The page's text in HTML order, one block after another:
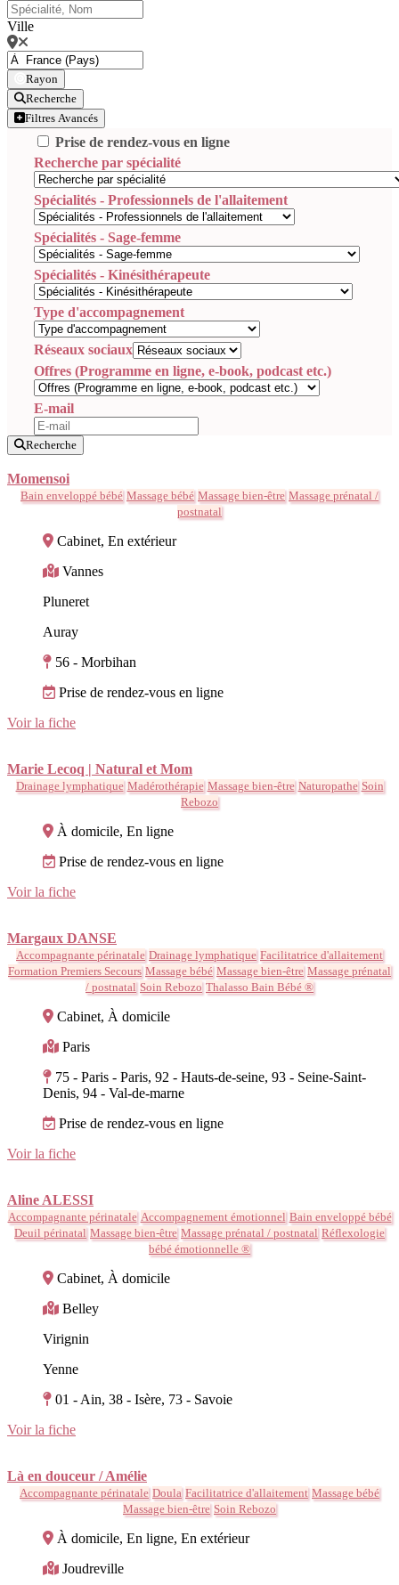
Ville
Rayon
Recherche
Filtres Avancés
Prise de rendez-vous en ligne
Recherche par spécialité
Spécialités - Professionnels de l'allaitement
Spécialités - Sage-femme
Spécialités - Kinésithérapeute
Type d'accompagnement
Réseaux sociaux
Offres (Programme en ligne, e-book, podcast etc.)
E-mail
Recherche
Momensoi
Bain enveloppé bébé Massage bébé Massage bien-être Massage prénatal /
postnatal
Cabinet, En extérieur
Vannes
Pluneret
Auray
56 - Morbihan
Prise de rendez-vous en ligne
Voir la fiche
Marie Lecoq | Natural et Mom
Drainage lymphatique Madérothérapie Massage bien-être Naturopathe Soin
Rebozo
À domicile, En ligne
Prise de rendez-vous en ligne
Voir la fiche
Margaux DANSE
Accompagnante périnatale Drainage lymphatique Facilitatrice d'allaitement
Formation Premiers Secours Massage bébé Massage bien-être Massage prénatal
/ postnatal Soin Rebozo Thalasso Bain Bébé ®
Cabinet, À domicile
Paris
75 - Paris - Paris, 92 - Hauts-de-seine, 93 - Seine-Saint-
Denis, 94 - Val-de-marne
Prise de rendez-vous en ligne
Voir la fiche
Aline ALESSI
Accompagnante périnatale Accompagnement émotionnel Bain enveloppé bébé
Deuil périnatal Massage bien-être Massage prénatal / postnatal Réflexologie
bébé émotionnelle ®
Cabinet, À domicile
Belley
Virignin
Yenne
01 - Ain, 38 - Isère, 73 - Savoie
Voir la fiche
Là en douceur / Amélie
Accompagnante périnatale Doula Facilitatrice d'allaitement Massage bébé
Massage bien-être Soin Rebozo
À domicile, En ligne, En extérieur
Joudreville